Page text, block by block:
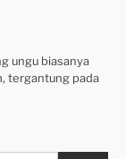
ungu biasanya
tergantung pada